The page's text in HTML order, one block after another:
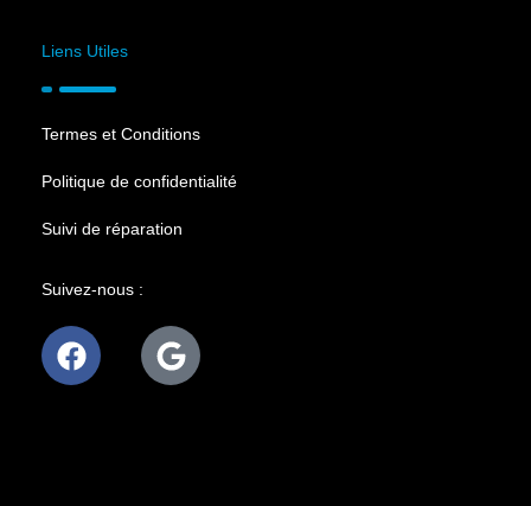
Liens Utiles
Termes et Conditions
Politique de confidentialité
Suivi de réparation
Suivez-nous :